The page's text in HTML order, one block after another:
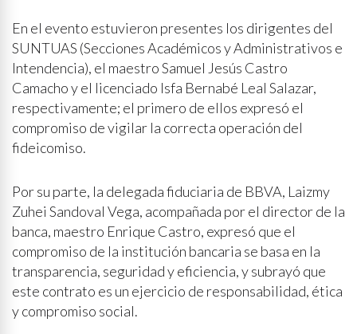
En el evento estuvieron presentes los dirigentes del
SUNTUAS (Secciones Académicos y Administrativos e
Intendencia), el maestro Samuel Jesús Castro
Camacho y el licenciado Isfa Bernabé Leal Salazar,
respectivamente; el primero de ellos expresó el
compromiso de vigilar la correcta operación del
fideicomiso.
Por su parte, la delegada fiduciaria de BBVA, Laizmy
Zuhei Sandoval Vega, acompañada por el director de la
banca, maestro Enrique Castro, expresó que el
compromiso de la institución bancaria se basa en la
transparencia, seguridad y eficiencia, y subrayó que
este contrato es un ejercicio de responsabilidad, ética
y compromiso social.